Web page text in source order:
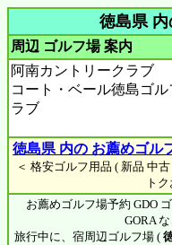
徳島県
周辺 ゴルフ場 案内
阿南カントリークラブ
コート・ベール徳島ゴル
ラブ
徳島県 内の お薦めゴル
＜ 格安ゴルフ用品 ( 新品 中
ト
お薦めゴルフ場予約 GDO
GORA
旅行中に、宿周辺ゴルフ場 (